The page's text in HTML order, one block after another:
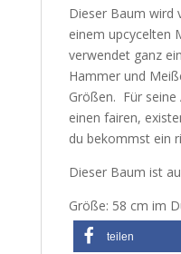
Dieser Baum wird
einem upcycelten
verwendet ganz
Hammer und
Größen. Für
einen fairen,
du bekommst ein
Dieser Baum ist
Größe: 58 cm im
teilen